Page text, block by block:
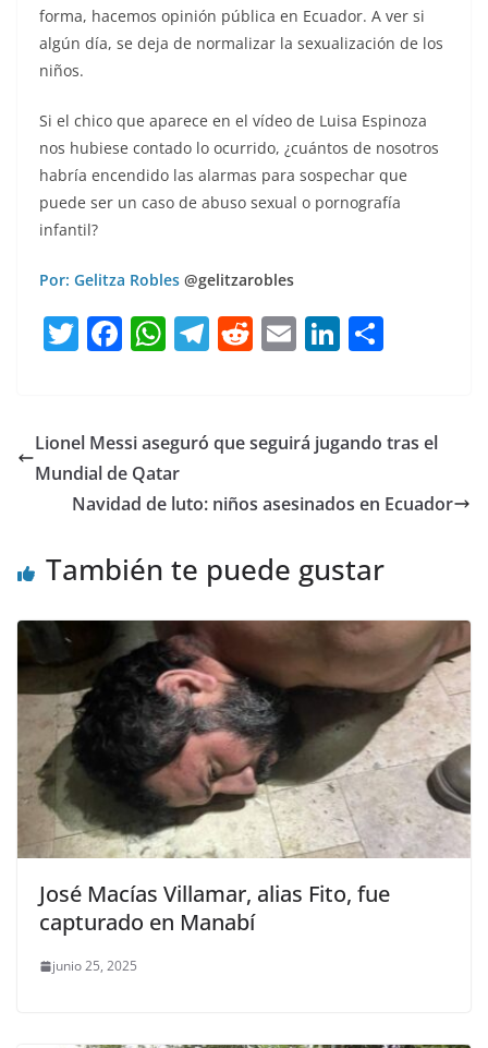
forma, hacemos opinión pública en Ecuador. A ver si
algún día, se deja de normalizar la sexualización de los
niños.
Si el chico que aparece en el vídeo de Luisa Espinoza
nos hubiese contado lo ocurrido, ¿cuántos de nosotros
habría encendido las alarmas para sospechar que
puede ser un caso de abuso sexual o pornografía
infantil?
Por: Gelitza Robles @gelitzarobles
T
er
F
e
b
o
k
W
s
A
p
T
gr
m
R
di
E
l
Li
e
n
p
tir
Lionel Messi aseguró que seguirá jugando tras el
Mundial de Qatar
Navidad de luto: niños asesinados en Ecuador
También te puede gustar
José Macías Villamar, alias Fito, fue
capturado en Manabí
junio 25, 2025